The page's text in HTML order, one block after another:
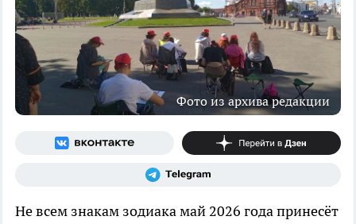
Фото из архива редакции
Не всем знакам зодиака май 2026 года принесёт